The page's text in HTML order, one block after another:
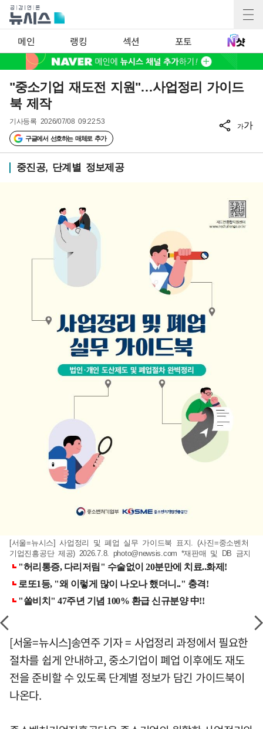
메인 랭킹 섹션 포토
"중소기업 재도전 지원"…사업정리 가이드
북 제작
기사등록 2026/07/08 09:22:53
구글에서 선호하는 매체로 추가
가가
중진공, 단계별 정보제공
[서울=뉴시스] 사업정리 및 폐업 실무 가이드북 표지. (사진=중소벤처
기업진흥공단 제공) 2026.7.8. photo@newsis.com *재판매 및 DB 금지
[서울=뉴시스]송연주 기자 = 사업정리 과정에서 필요한
절차를 쉽게 안내하고, 중소기업이 폐업 이후에도 재도
전을 준비할 수 있도록 단계별 정보가 담긴 가이드북이
나온다.